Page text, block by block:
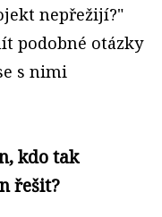
nepřežijí?"
podobné otázky
s nimi
kdo tak
řešit?